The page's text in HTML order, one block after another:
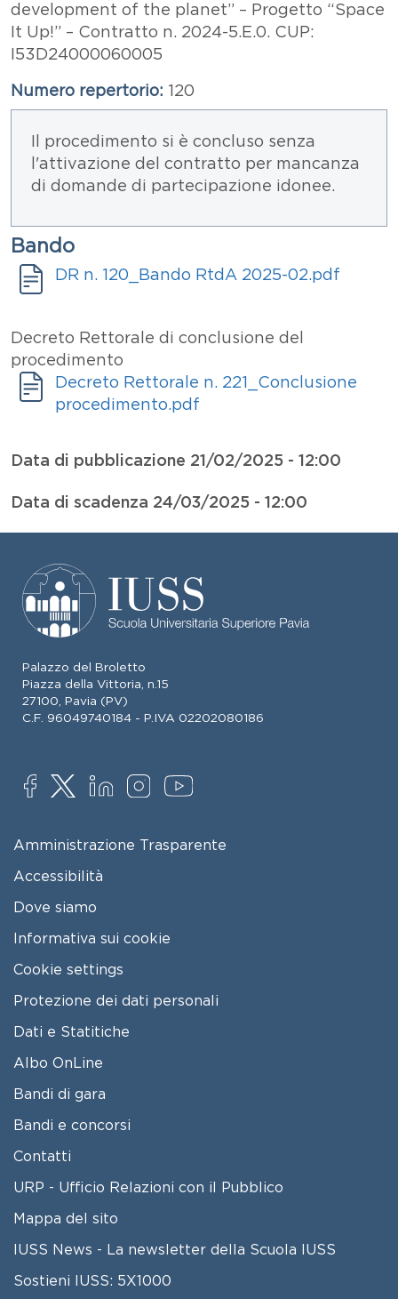
development of the planet” – Progetto “Space
It Up!” – Contratto n. 2024-5.E.0. CUP:
I53D24000060005
Numero repertorio 120
Comunicazioni bando
Testo
Il procedimento si è concluso senza
l'attivazione del contratto per mancanza
di domande di partecipazione idonee.
Bando
Bando
Documento
DR n. 120_Bando RtdA 2025-02.pdf
Documenti
Titolo
Decreto Rettorale di conclusione del
procedimento
Allegati
Documento
Decreto Rettorale n. 221_Conclusione
procedimento.pdf
Data di pubblicazione 21/02/2025 - 12:00
Data di scadenza 24/03/2025 - 12:00
Palazzo del Broletto
Piazza della Vittoria, n.15
27100, Pavia (PV)
C.F. 96049740184 - P.IVA 02202080186
SOCIAL
FOOTER MENU
Amministrazione Trasparente
Accessibilità
Dove siamo
Informativa sui cookie
Cookie settings
Protezione dei dati personali
Dati e Statitiche
FOOTER 2
Albo OnLine
Bandi di gara
Bandi e concorsi
Contatti
URP - Ufficio Relazioni con il Pubblico
Mappa del sito
IUSS News - La newsletter della Scuola IUSS
Sostieni IUSS: 5X1000